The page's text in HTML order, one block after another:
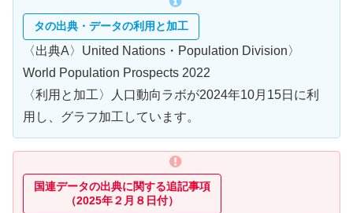
タの出典・データの利用と加工
〈出典A〉United Nations・Population Division〉
World Population Prospects 2022
〈利用と加工〉人口動向ラボが2024年10月15日に利
用し、グラフ加工しています。
国連データの出典に関する追記事項
（2025年２月８日付）